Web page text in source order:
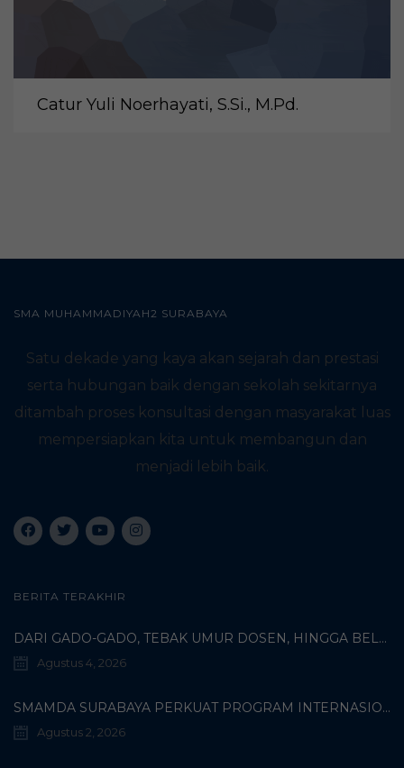
Catur Yuli Noerhayati, S.Si., M.Pd.
SMA MUHAMMADIYAH2 SURABAYA
Satu dekade yang kaya akan sejarah dan prestasi
serta hubungan baik dengan sekolah sekitarnya
ditambah proses konsultasi dengan masyarakat luas
mempersiapkan kita untuk membangun dan
menjadi lebih baik.
BERITA TERAKHIR
DARI GADO-GADO, TEBAK UMUR DOSEN, HINGGA BELI PECI MUHAMMADIYAH: TERUNGKAPNYA KISAH UNIK 3 MAHASISWA TURKI DI SMAMDA!
Agustus 4, 2026
SMAMDA SURABAYA PERKUAT PROGRAM INTERNASIONAL MELALUI KOORDINASI BERSAMA WALI MURID KELAS X
Agustus 2, 2026